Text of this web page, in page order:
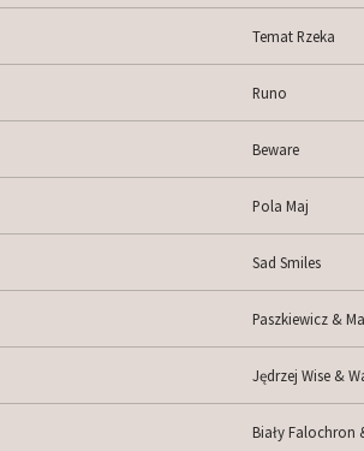
Temat Rzeka
Runo
Beware
Pola Maj
Sad Smiles
Paszkiewicz &
Jędrzej Wise &
Biały Falochron